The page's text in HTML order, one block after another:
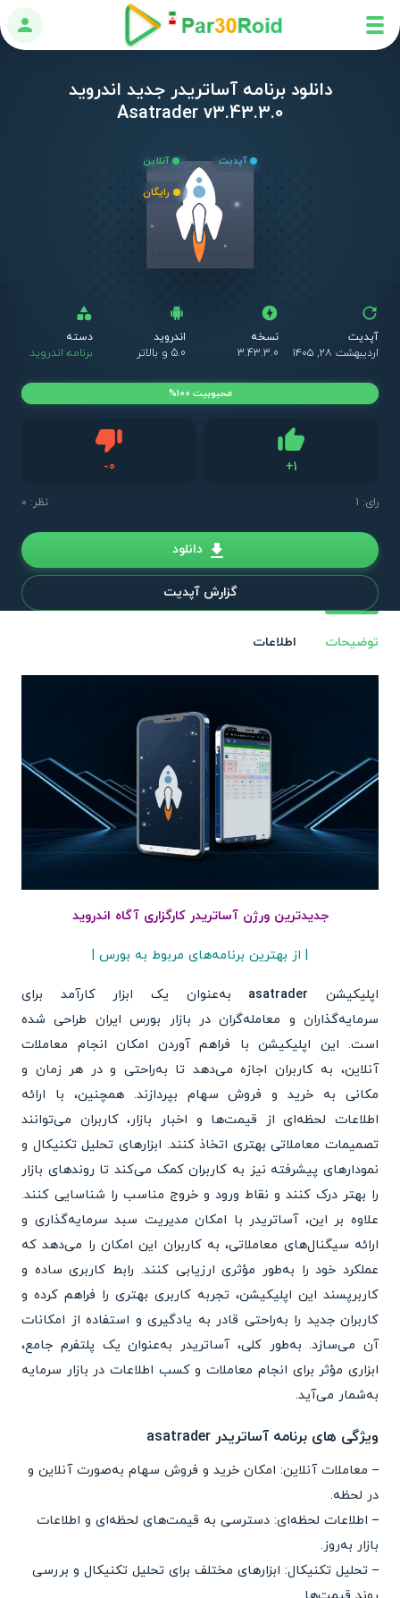
ورود
دانلود برنامه آساتریدر جدید اندروید
Asatrader v3.43.3.0
آپدیت آنلاین
رایگان
آپدیت
اردیبهشت ۲۸, ۱۴۰۵
نسخه
3.43.3.0
اندروید
5.0 و بالاتر
دسته
برنامه اندروید
+1
-0دیس لایک
رای: 1 نظر: 0
محبوبیت 100%
دانلود
گزارش آپدیت
توضیحات اطلاعات
جدیدترین ورژن آساتریدر کارگزاری آگاه اندروید
| از بهترین برنامه‌های مربوط به بورس |
اپلیکیشن asatrader به‌عنوان یک ابزار کارآمد برای
سرمایه‌گذاران و معامله‌گران در بازار بورس ایران طراحی شده
است. این اپلیکیشن با فراهم آوردن امکان انجام معاملات
آنلاین، به کاربران اجازه می‌دهد تا به‌راحتی و در هر زمان و
مکانی به خرید و فروش سهام بپردازند. همچنین، با ارائه
اطلاعات لحظه‌ای از قیمت‌ها و اخبار بازار، کاربران می‌توانند
تصمیمات معاملاتی بهتری اتخاذ کنند. ابزارهای تحلیل تکنیکال و
نمودارهای پیشرفته نیز به کاربران کمک می‌کند تا روندهای بازار
را بهتر درک کنند و نقاط ورود و خروج مناسب را شناسایی کنند.
علاوه بر این، آساتریدر با امکان مدیریت سبد سرمایه‌گذاری و
ارائه سیگنال‌های معاملاتی، به کاربران این امکان را می‌دهد که
عملکرد خود را به‌طور مؤثری ارزیابی کنند. رابط کاربری ساده و
کاربرپسند این اپلیکیشن، تجربه کاربری بهتری را فراهم کرده و
کاربران جدید را به‌راحتی قادر به یادگیری و استفاده از امکانات
آن می‌سازد. به‌طور کلی، آساتریدر به‌عنوان یک پلتفرم جامع،
ابزاری مؤثر برای انجام معاملات و کسب اطلاعات در بازار سرمایه
به‌شمار می‌آید.
ویژگی های برنامه آساتریدر asatrader
– معاملات آنلاین: امکان خرید و فروش سهام به‌صورت آنلاین و
در لحظه.
– اطلاعات لحظه‌ای: دسترسی به قیمت‌های لحظه‌ای و اطلاعات
بازار به‌روز.
– تحلیل تکنیکال: ابزارهای مختلف برای تحلیل تکنیکال و بررسی